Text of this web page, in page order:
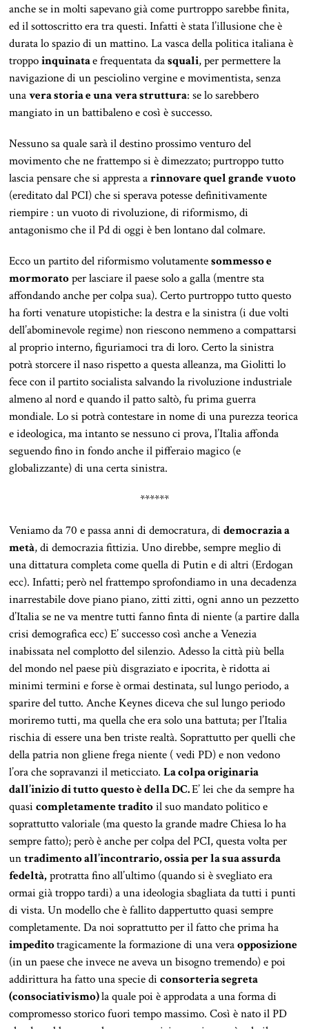
anche se in molti sapevano già come purtroppo sarebbe finita,
ed il sottoscritto era tra questi. Infatti è stata l’illusione che è
durata lo spazio di un mattino. La vasca della politica italiana è
troppoinquinatae frequentata dasquali, per permettere la
navigazione di un pesciolino vergine e movimentista, senza
unavera storia e una vera struttura: se lo sarebbero
mangiato in un battibaleno e così è successo.
Nessuno sa quale sarà il destino prossimo venturo del
movimento che ne frattempo si è dimezzato; purtroppo tutto
lascia pensare che si appresta arinnovare quel grande vuoto
(ereditato dal PCI) che si sperava potesse definitivamente
riempire : un vuoto di rivoluzione, di riformismo, di
antagonismo che il Pd di oggi è ben lontano dal colmare.
Ecco un partito del riformismo volutamentesommesso e
mormoratoper lasciare il paese solo a galla (mentre sta
affondando anche per colpa sua). Certo purtroppo tutto questo
ha forti venature utopistiche: la destra e la sinistra (i due volti
dell’abominevole regime) non riescono nemmeno a compattarsi
al proprio interno, figuriamoci tra di loro. Certo la sinistra
potrà storcere il naso rispetto a questa alleanza, ma Giolitti lo
fece con il partito socialista salvando la rivoluzione industriale
almeno al nord e quando il patto saltò, fu prima guerra
mondiale. Lo si potrà contestare in nome di una purezza teorica
e ideologica, ma intanto se nessuno ci prova, l’Italia affonda
seguendo fino in fondo anche il pifferaio magico (e
globalizzante) di una certa sinistra.
******
Veniamo da 70 e passa anni di democratura, didemocrazia a
metà, di democrazia fittizia. Uno direbbe, sempre meglio di
una dittatura completa come quella di Putin e di altri (Erdogan
ecc). Infatti; però nel frattempo sprofondiamo in una decadenza
inarrestabile dove piano piano, zitti zitti, ogni anno un pezzetto
d’Italia se ne va mentre tutti fanno finta di niente (a partire dalla
crisi demografica ecc) E’ successo così anche a Venezia
inabissata nel complotto del silenzio. Adesso la città più bella
del mondo nel paese più disgraziato e ipocrita, è ridotta ai
minimi termini e forse è ormai destinata, sul lungo periodo, a
sparire del tutto. Anche Keynes diceva che sul lungo periodo
moriremo tutti, ma quella che era solo una battuta; per l’Italia
rischia di essere una ben triste realtà. Soprattutto per quelli che
della patria non gliene frega niente ( vedi PD) e non vedono
l’ora che sopravanzi il meticciato.La colpa originaria
dall’inizio di tutto questo è della DC.E’ lei che da sempre ha
quasicompletamente traditoil suo mandato politico e
soprattutto valoriale (ma questo la grande madre Chiesa lo ha
sempre fatto); però è anche per colpa del PCI, questa volta per
untradimento all’incontrario, ossia per la sua assurda
fedeltà,protratta fino all’ultimo (quando si è svegliato era
ormai già troppo tardi) a una ideologia sbagliata da tutti i punti
di vista. Un modello che è fallito dappertutto quasi sempre
completamente. Da noi soprattutto per il fatto che prima ha
impeditotragicamente la formazione di una veraopposizione
(in un paese che invece ne aveva un bisogno tremendo) e poi
addirittura ha fatto una specie diconsorteria segreta
(consociativismo)la quale poi è approdata a una forma di
compromesso storico fuori tempo massimo. Così è nato il PD